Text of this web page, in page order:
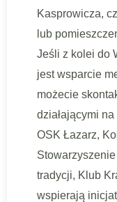
Kasprowicza,
lub
Jeśli z kolei do
jest wsparcie
możecie
działającymi
OSK Łazarz,
tradycji, Klub
wspierają